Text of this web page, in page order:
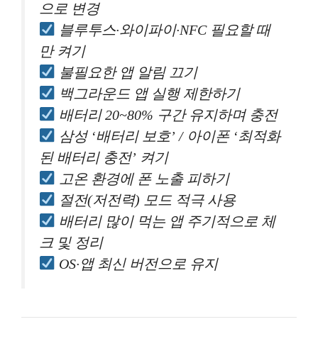
으로 변경
블루투스·와이파이·NFC 필요할 때
만 켜기
불필요한 앱 알림 끄기
백그라운드 앱 실행 제한하기
배터리 20~80% 구간 유지하며 충전
삼성 ‘배터리 보호’ / 아이폰 ‘최적화
된 배터리 충전’ 켜기
고온 환경에 폰 노출 피하기
절전(저전력) 모드 적극 사용
배터리 많이 먹는 앱 주기적으로 체
크 및 정리
OS·앱 최신 버전으로 유지